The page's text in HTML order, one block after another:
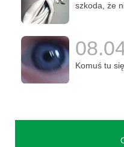
szkoda, że
Komuś tu